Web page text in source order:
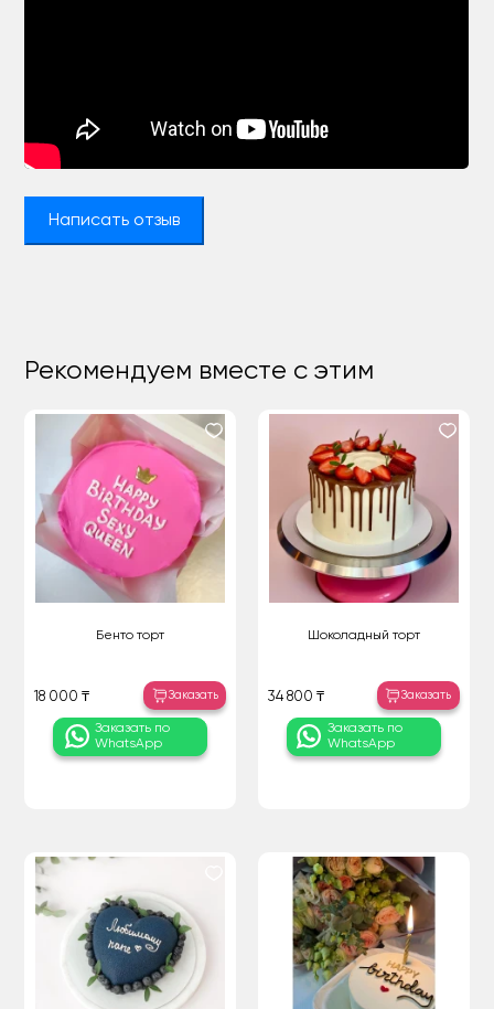
Написать отзыв
Рекомендуем вместе с этим
Бенто торт
18 000 ₸ Заказать
Заказать по
WhatsApp
Шоколадный торт
34 800 ₸ Заказать
Заказать по
WhatsApp